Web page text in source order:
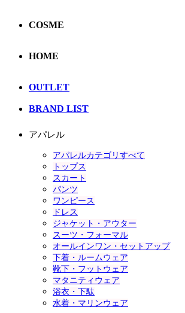
COSME
HOME
OUTLET
BRAND LIST
アパレル
アパレルカテゴリすべて
トップス
スカート
パンツ
ワンピース
ドレス
ジャケット・アウター
スーツ・フォーマル
オールインワン・セットアップ
下着・ルームウェア
靴下・フットウェア
マタニティウェア
浴衣・下駄
水着・マリンウェア